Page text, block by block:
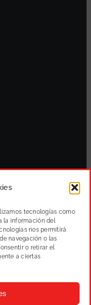
tecnologías como
la información del
nos permitirá
navegación o las
o retirar el
a ciertas